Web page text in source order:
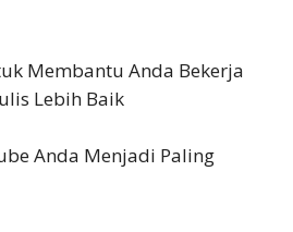
Membantu Anda Bekerja
Lebih Baik
Anda Menjadi Paling